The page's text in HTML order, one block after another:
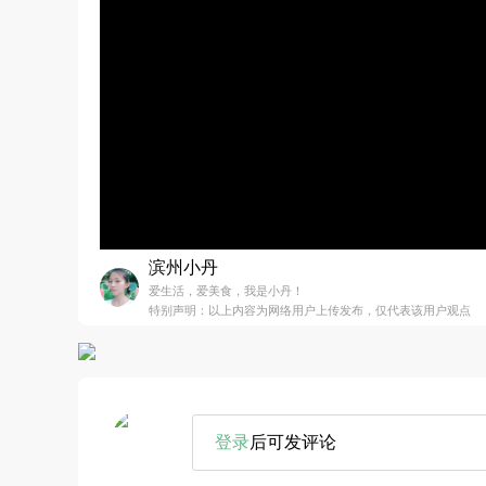
滨州小丹
爱生活，爱美食，我是小丹！
特别声明：以上内容为网络用户上传发布，仅代表该用户观点
登录后可发评论